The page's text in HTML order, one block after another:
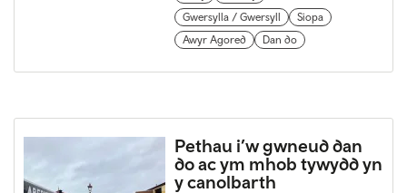
Gwersylla / Gwersyll
Siopa
Awyr Agored
Dan do
Pethau i’w gwneud dan
do ac ym mhob tywydd yn
y canolbarth